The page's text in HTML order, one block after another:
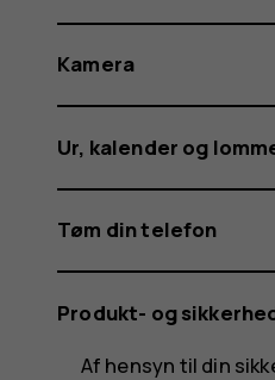
Kamera
Ur, kalender og
Tøm din telefon
Produkt- og
Af hensyn til din